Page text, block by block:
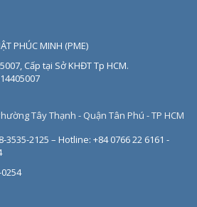
PHÚC MINH (PME)
Cấp tại Sở KHĐT Tp HCM.
Tây Thạnh - Quận Tân Phú - TP HCM
3535-2125 – Hotline: +84 0766 22 6161 -